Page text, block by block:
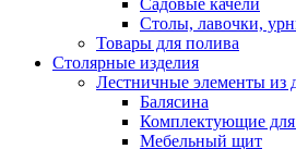
Садовые качели
Столы, лавочки,
Товары для полива
Столярные изделия
Лестничные элементы из
Балясина
Комплектующие для
Мебельный щит